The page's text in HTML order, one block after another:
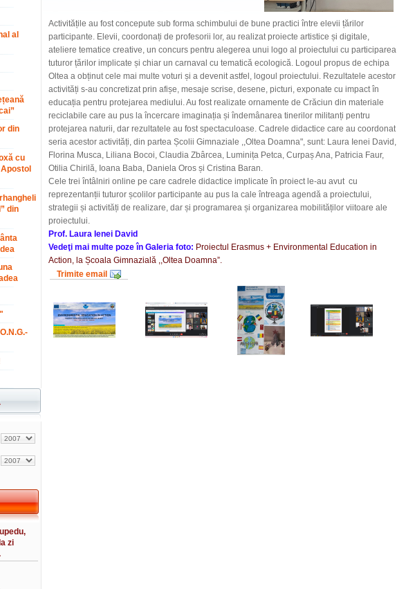
al
din
cu
din
zi
Activitățile au fost concepute sub forma schimbului de bune practici între elevii țărilor
participante. Elevii, coordonați de profesorii lor, au realizat proiecte artistice și digitale,
ateliere tematice creative, un concurs pentru alegerea unui logo al proiectului cu participarea
tuturor țărilor implicate și chiar un carnaval cu tematică ecologică. Logoul propus de echipa
Oltea a obținut cele mai multe voturi și a devenit astfel, logoul proiectului. Rezultatele acestor
activități s-au concretizat prin afișe, mesaje scrise, desene, picturi, exponate cu impact în
educația pentru protejarea mediului. Au fost realizate ornamente de Crăciun din materiale
reciclabile care au pus la încercare imaginația și îndemânarea tinerilor militanți pentru
protejarea naturii, dar rezultatele au fost spectaculoase. Cadrele didactice care au coordonat
seria acestor activități, din partea Școlii Gimnaziale ,,Oltea Doamna", sunt: Laura Ienei David,
Florina Musca, Liliana Bocoi, Claudia Zbârcea, Luminița Petca, Curpaș Ana, Patricia Faur,
Otilia Chirilă, Ioana Baba, Daniela Oros și Cristina Baran.
Cele trei întâlniri online pe care cadrele didactice implicate în proiect le-au avut cu
reprezentanții tuturor școlilor participante au pus la cale întreaga agendă a proiectului,
strategii și activități de realizare, dar și programarea și organizarea mobilităților viitoare ale
proiectului.
Prof. Laura Ienei David
Vedeţi mai multe poze în Galeria foto: Proiectul Erasmus + Environmental Education in
Action, la Școala Gimnazială ,,Oltea Doamna”.
Trimite email